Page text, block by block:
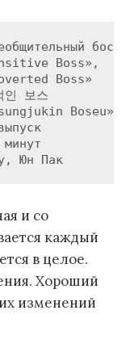
босс»
Boss»,
Boss»
보스
Boseu»
Актеры: Ён У Чжин, Пак Хэ Су, Юн Пак
и со
каждый
в целое.
Хороший
изменений